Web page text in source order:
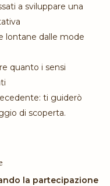
a sviluppare una
lontane dalle mode
quanto i sensi
ti guiderò
di scoperta.
la partecipazione